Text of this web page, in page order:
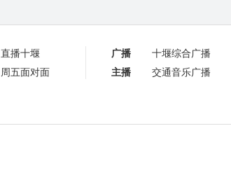
直播十堰
周五面对面
广播 十堰综合广播
主播
交通音乐广播